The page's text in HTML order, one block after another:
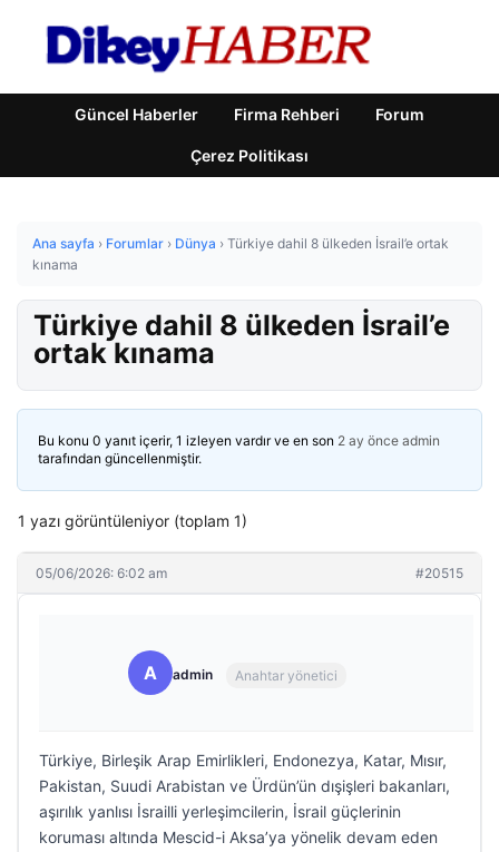
Güncel Haberler Firma Rehberi Forum
Çerez Politikası
Ana sayfa › Forumlar › Dünya › Türkiye dahil 8 ülkeden İsrail’e ortak
kınama
Türkiye dahil 8 ülkeden İsrail’e
ortak kınama
Bu konu 0 yanıt içerir, 1 izleyen vardır ve en son 2 ay önce admin
tarafından güncellenmiştir.
1 yazı görüntüleniyor (toplam 1)
05/06/2026: 6:02 am #20515
A admin Anahtar yönetici
Türkiye, Birleşik Arap Emirlikleri, Endonezya, Katar, Mısır,
Pakistan, Suudi Arabistan ve Ürdün’ün dışişleri bakanları,
aşırılık yanlısı İsrailli yerleşimcilerin, İsrail güçlerinin
koruması altında Mescid-i Aksa’ya yönelik devam eden